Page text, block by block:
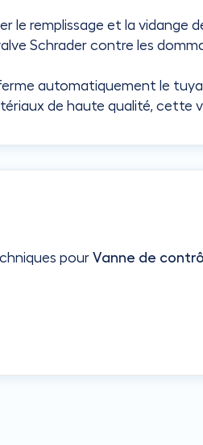
remplissage et la vidange
Schrader contre les
automatiquement le
de haute qualité,
pourVanne de